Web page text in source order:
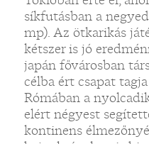
síkfutásban a
mp). Az ötkarikás
kétszer is jó
japán fővárosban
célba ért csapat
Rómában a
elért négyest
kontinens